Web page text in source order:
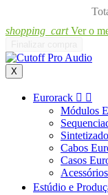
shopping_cart Ver o
X
Eurorack  
Módulos
Cabos
Casos
Estúdio e